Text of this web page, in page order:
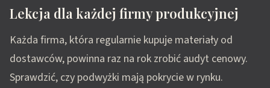
Lekcja dla każdej firmy produkcyjnej
Każda firma, która regularnie kupuje materiały od
dostawców, powinna raz na rok zrobić audyt cenowy.
Sprawdzić, czy podwyżki mają pokrycie w rynku.